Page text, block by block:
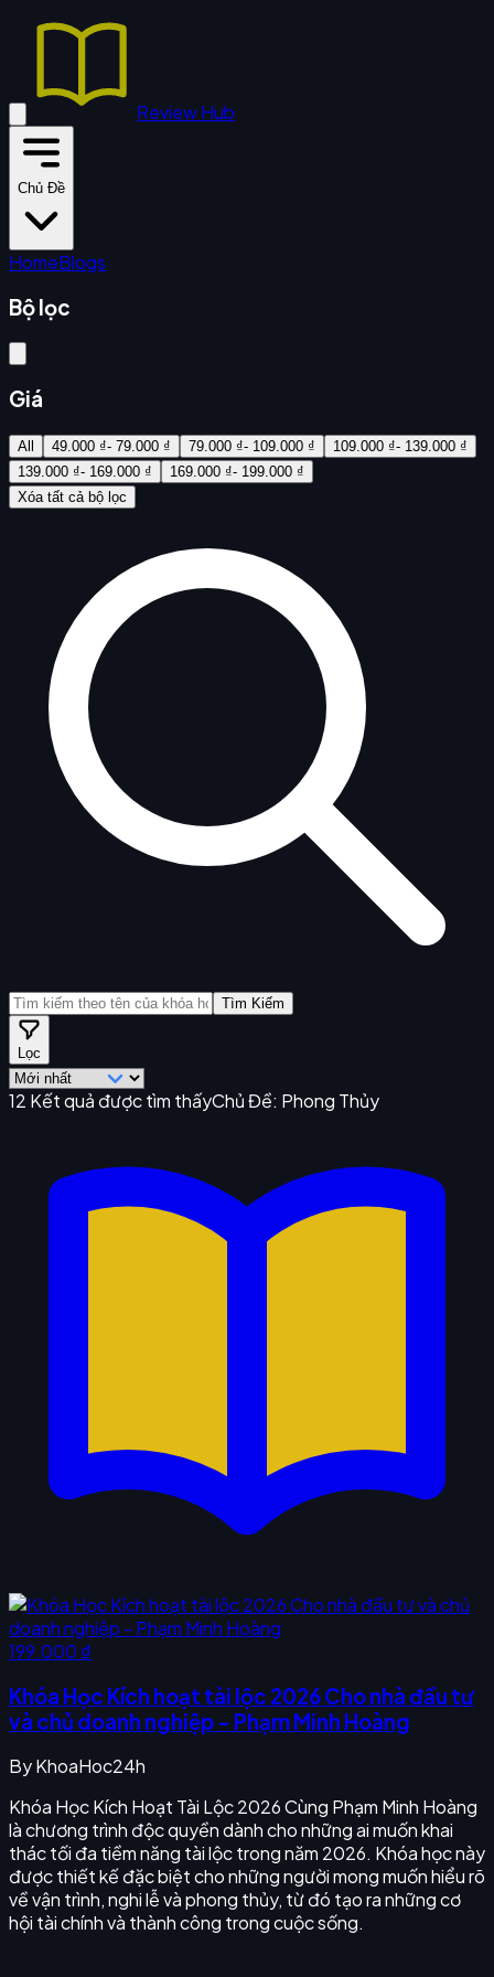
Review Hub
Chủ Đề
HomeBlogs
Bộ lọc
Giá
All 49.000 ₫- 79.000 ₫ 79.000 ₫- 109.000 ₫
109.000 ₫- 139.000 ₫
139.000 ₫- 169.000 ₫
169.000 ₫- 199.000 ₫
Xóa tất cả bộ lọc
Tìm Kiếm
Lọc
12 Kết quả được tìm thấyChủ Đề: Phong Thủy
199.000 ₫
Khóa Học Kích hoạt tài lộc 2026 Cho nhà đầu tư
và chủ doanh nghiệp - Phạm Minh Hoàng
ByKhoaHoc24h
Khóa Học Kích Hoạt Tài Lộc 2026 Cùng Phạm Minh Hoàng
là chương trình độc quyền dành cho những ai muốn khai
thác tối đa tiềm năng tài lộc trong năm 2026. Khóa học này
được thiết kế đặc biệt cho những người mong muốn hiểu rõ
về vận trình, nghi lễ và phong thủy, từ đó tạo ra những cơ
hội tài chính và thành công trong cuộc sống.